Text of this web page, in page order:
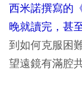
西米諾撰寫的
晚就讀完，甚
到如何克服困
望遠鏡有滿腔共